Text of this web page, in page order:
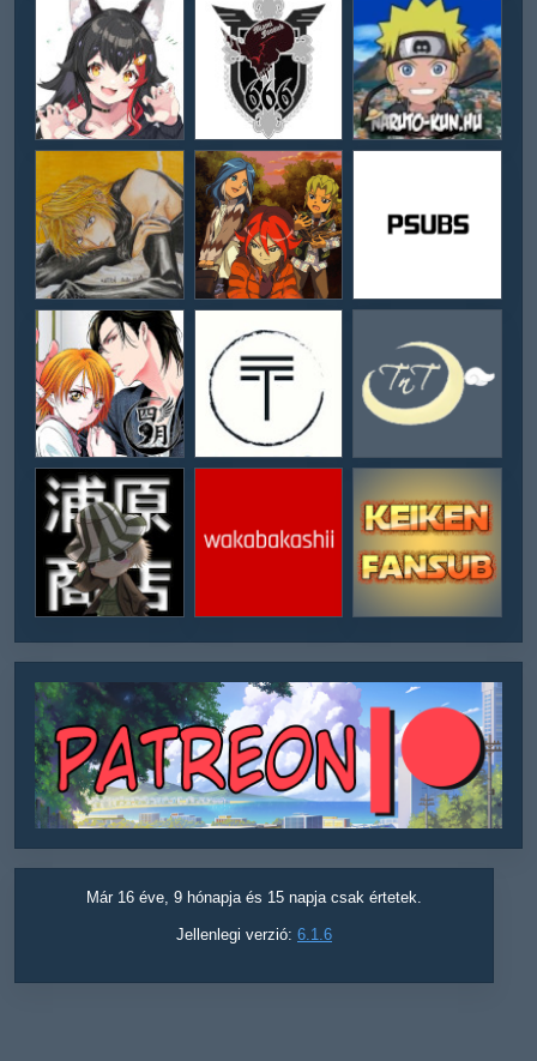
Már 16 éve, 9 hónapja és 15 napja csak értetek.
Jellenlegi verzió: 6.1.6